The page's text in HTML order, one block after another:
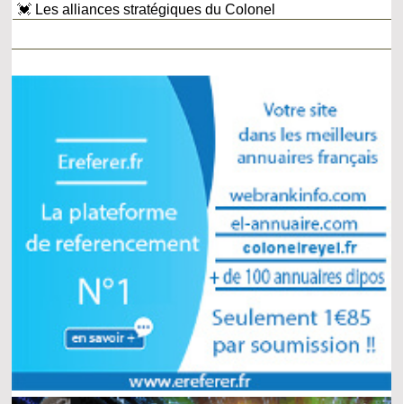
💓 Les alliances stratégiques du Colonel